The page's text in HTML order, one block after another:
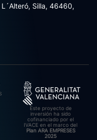
Silla, 46460,
Este proyecto de
inversión ha sido
cofinanciado por el
IVACE en el marco del
Plan ARA EMPRESES
2025